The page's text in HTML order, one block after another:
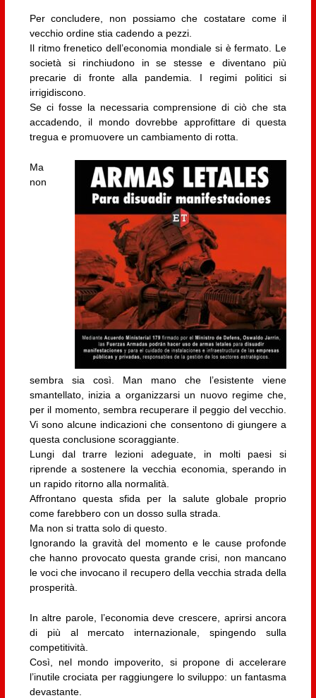
Per concludere, non possiamo che costatare come il
vecchio ordine stia cadendo a pezzi.
Il ritmo frenetico dell’economia mondiale si è fermato. Le
società si rinchiudono in se stesse e diventano più
precarie di fronte alla pandemia. I regimi politici si
irrigidiscono.
Se ci fosse la necessaria comprensione di ciò che sta
accadendo, il mondo dovrebbe approfittare di questa
tregua e promuovere un cambiamento di rotta.
Ma
non
sembra sia così. Man mano che l’esistente viene
smantellato, inizia a organizzarsi un nuovo regime che,
per il momento, sembra recuperare il peggio del vecchio.
Vi sono alcune indicazioni che consentono di giungere a
questa conclusione scoraggiante.
Lungi dal trarre lezioni adeguate, in molti paesi si
riprende a sostenere la vecchia economia, sperando in
un rapido ritorno alla normalità.
Affrontano questa sfida per la salute globale proprio
come farebbero con un dosso sulla strada.
Ma non si tratta solo di questo.
Ignorando la gravità del momento e le cause profonde
che hanno provocato questa grande crisi, non mancano
le voci che invocano il recupero della vecchia strada della
prosperità.
In altre parole, l’economia deve crescere, aprirsi ancora
di più al mercato internazionale, spingendo sulla
competitività.
Così, nel mondo impoverito, si propone di accelerare
l’inutile crociata per raggiungere lo sviluppo: un fantasma
devastante.